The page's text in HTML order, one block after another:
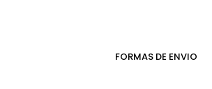
FORMAS DE ENVIO